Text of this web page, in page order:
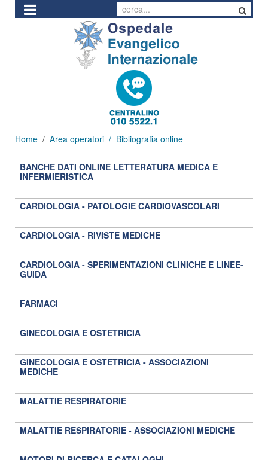
Home Area operatori Bibliografia online
BANCHE DATI ONLINE LETTERATURA MEDICA E
INFERMIERISTICA
CARDIOLOGIA - PATOLOGIE CARDIOVASCOLARI
CARDIOLOGIA - RIVISTE MEDICHE
CARDIOLOGIA - SPERIMENTAZIONI CLINICHE E LINEE-
GUIDA
FARMACI
GINECOLOGIA E OSTETRICIA
GINECOLOGIA E OSTETRICIA - ASSOCIAZIONI
MEDICHE
MALATTIE RESPIRATORIE
MALATTIE RESPIRATORIE - ASSOCIAZIONI MEDICHE